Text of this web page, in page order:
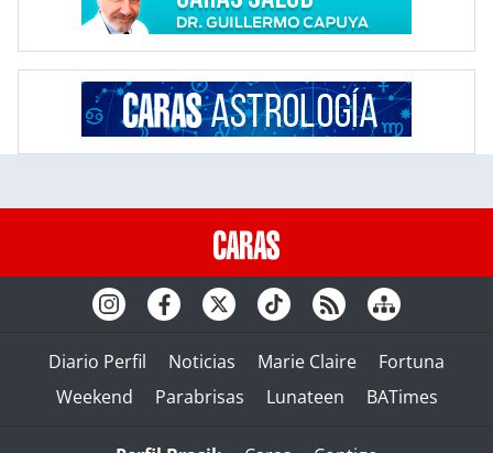
Diario Perfil Noticias Marie Claire
Fortuna
Weekend
Parabrisas Lunateen BATimes